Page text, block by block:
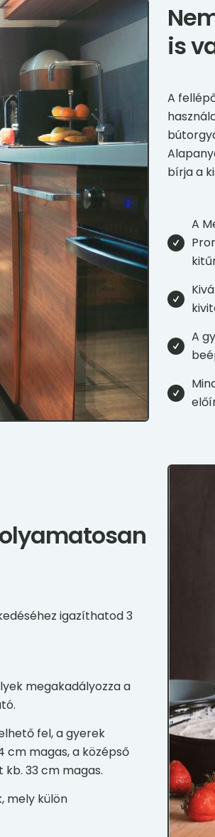
is
A
bírja a
A
A
igazíthatod 3
megakadályozza a
fel, a gyerek
cm magas, a középső
kb. 33 cm magas.
mely külön